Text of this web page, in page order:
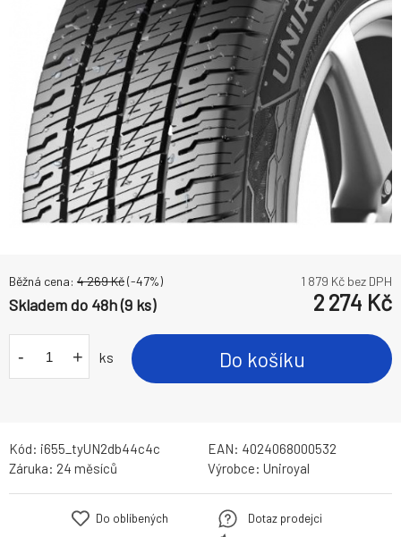
Běžná cena: 4 269Kč(-47%) 1 879 Kč bez DPH
Skladem do 48h (9 ks) 2 274 Kč
- + ks Do košíku
Kód: i655_tyUN2db44c4c EAN: 4024068000532
Záruka: 24 měsíců Výrobce: Uniroyal
Do oblíbených
Dotaz prodejci